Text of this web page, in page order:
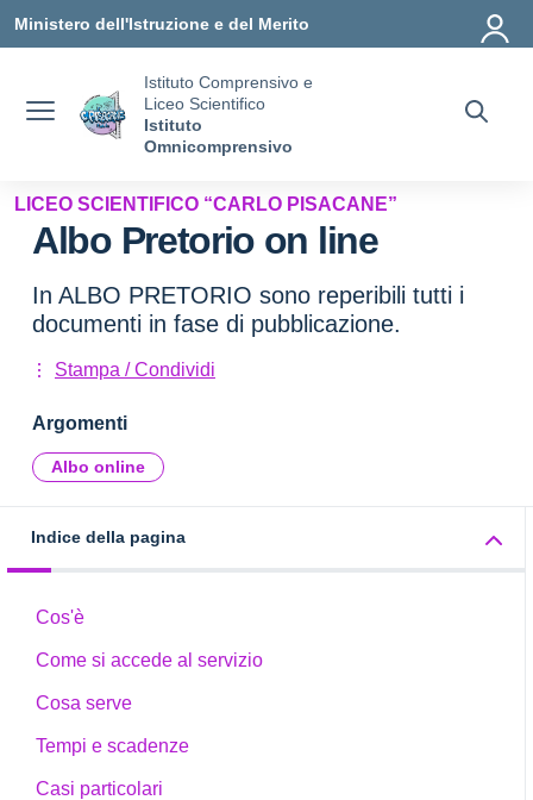
Ministero dell'Istruzione e del Merito
Istituto Comprensivo e
Liceo Scientifico
Istituto
Omnicomprensivo
LICEO SCIENTIFICO “CARLO PISACANE”
Albo Pretorio on line
In ALBO PRETORIO sono reperibili tutti i
documenti in fase di pubblicazione.
Stampa / Condividi
Argomenti
Albo online
Indice della pagina
Cos'è
Come si accede al servizio
Cosa serve
Tempi e scadenze
Casi particolari